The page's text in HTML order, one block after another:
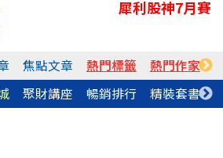
犀利股神7月賽
焦點文章 熱門標籤 熱門作家
聚財講座 暢銷排行 精裝套書